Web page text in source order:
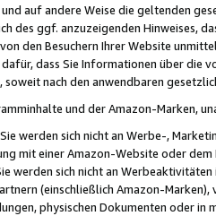
auf andere Weise die geltenden
des ggf. anzuzeigenden Hinweises,
den Besuchern Ihrer Website
dass Sie Informationen über die
nach den anwendbaren
und der Amazon-Marken,
Sie werden sich nicht an Werbe-,
mit einer Amazon-Website oder
werden sich nicht an
(einschließlich Amazon-
physischen Dokumenten oder in